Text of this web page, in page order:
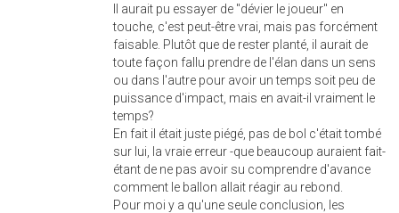
Il aurait pu essayer de "dévier le joueur" en
touche, c'est peut-être vrai, mais pas forcément
faisable. Plutôt que de rester planté, il aurait de
toute façon fallu prendre de l'élan dans un sens
ou dans l'autre pour avoir un temps soit peu de
puissance d'impact, mais en avait-il vraiment le
temps?
En fait il était juste piégé, pas de bol c'était tombé
sur lui, la vraie erreur -que beaucoup auraient fait-
étant de ne pas avoir su comprendre d'avance
comment le ballon allait réagir au rebond.
Pour moi y a qu'une seule conclusion, les